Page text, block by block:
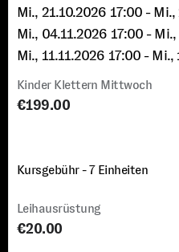
Mi., 21.10.2026 17:00 - Mi.,
Mi., 04.11.2026 17:00 - Mi.,
Mi., 11.11.2026 17:00 - Mi.,
Kinder Klettern Mittwoch
€199.00
Kursgebühr - 7 Einheiten
Leihausrüstung
€20.00